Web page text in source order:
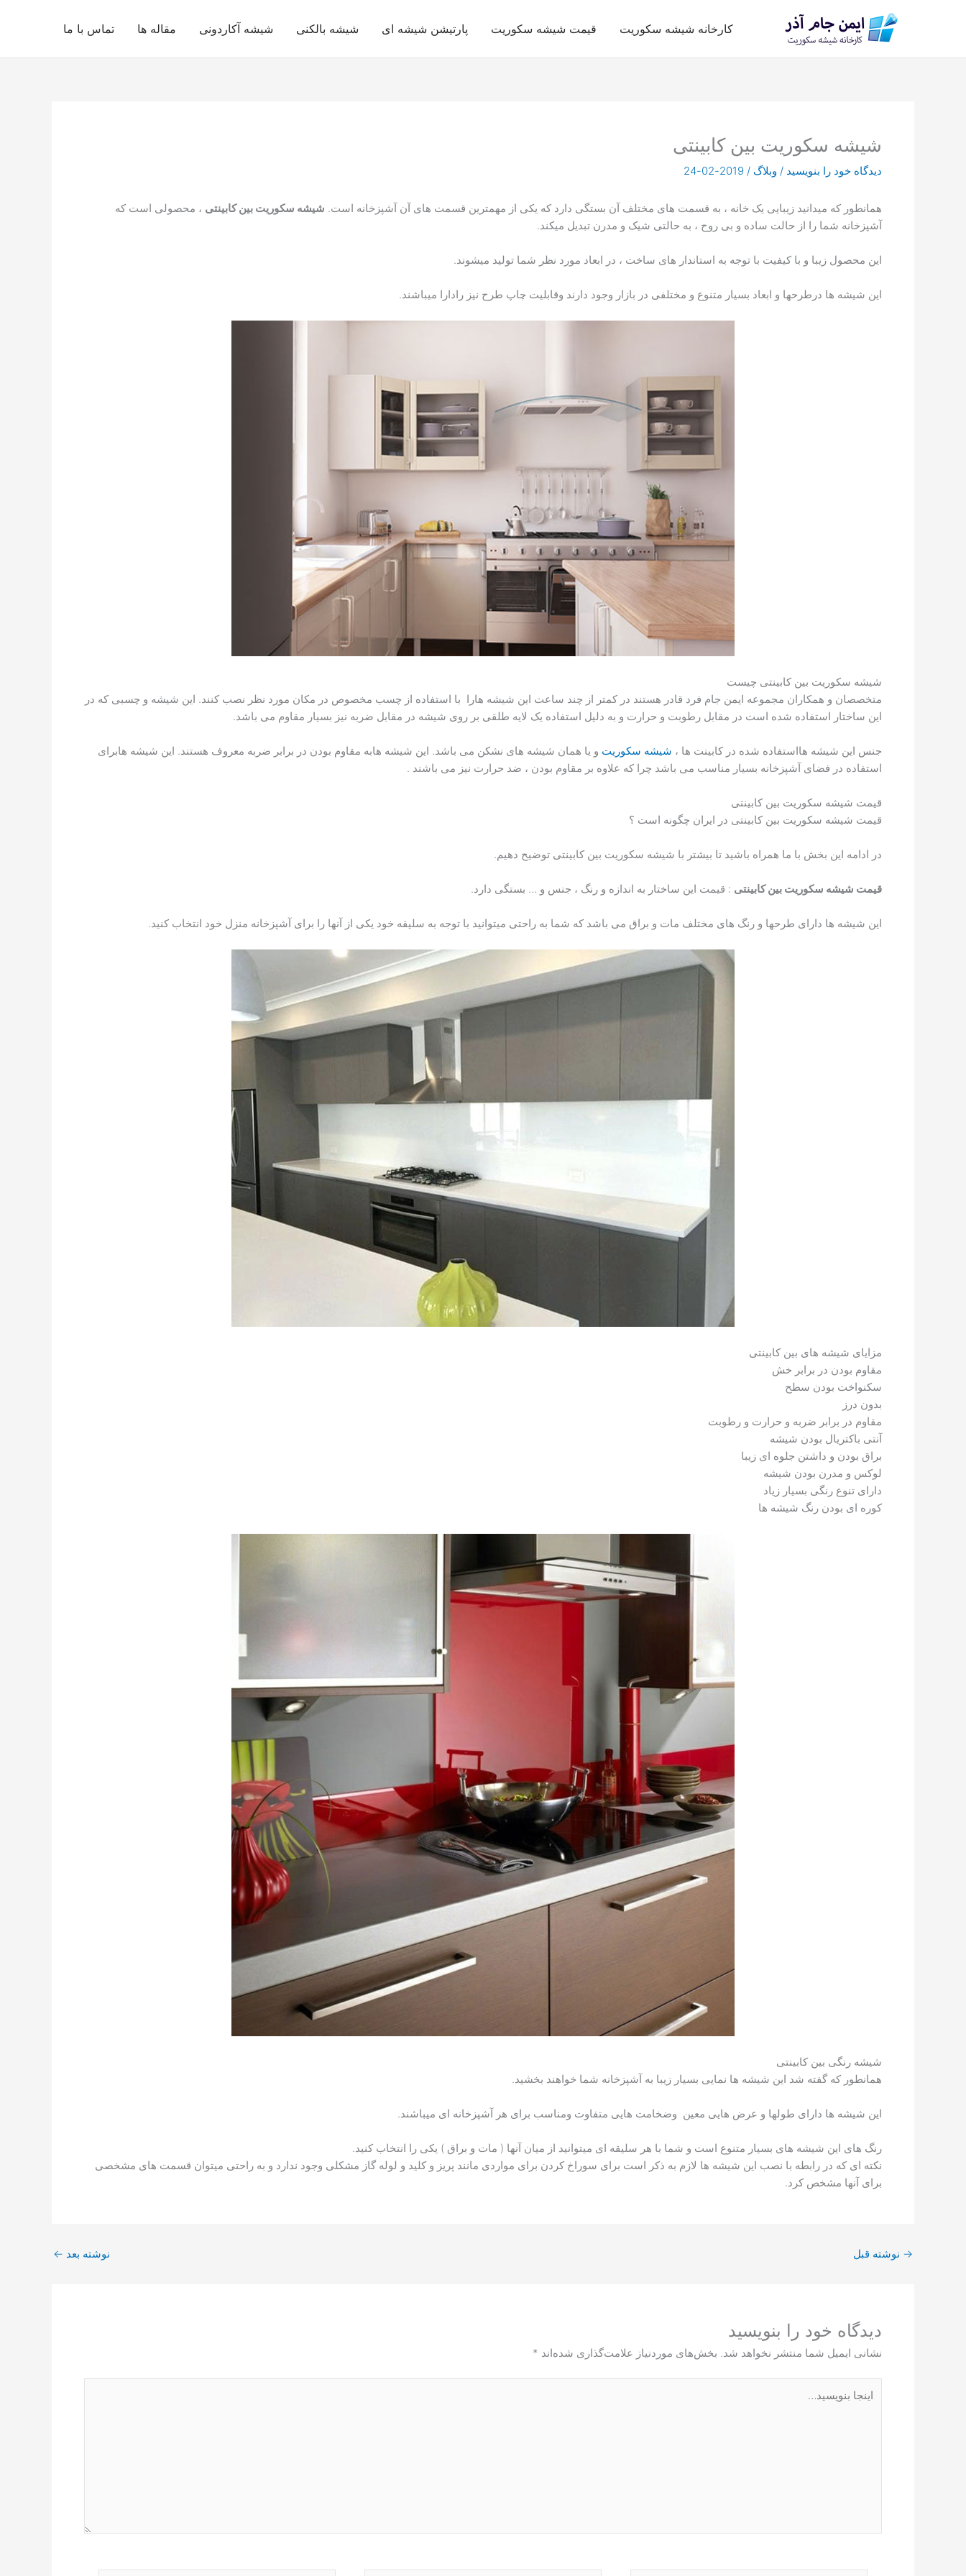
کارخانه شیشه سکوریت قیمت شیشه سکوریت پارتیشن شیشه ای شیشه بالکنی شیشه آکاردونی مقاله ها تماس با ما
شیشه سکوریت بین کابینتی
دیدگاه‌ خود را بنویسید / وبلاگ /
2019-02-24
همانطور که میدانید زیبایی یک خانه ، به قسمت های مختلف آن بستگی دارد که یکی از مهمترین قسمت های آن آشپزخانه است. شیشه سکوریت بین کابینتی ، محصولی است که
آشپزخانه شما را از حالت ساده و بی روح ، به حالتی شیک و مدرن تبدیل میکند.
این محصول زیبا و با کیفیت با توجه به استاندار های ساخت ، در ابعاد مورد نظر شما تولید میشوند.
این شیشه ها درطرحها و ابعاد بسیار متنوع و مختلفی در بازار وجود دارند وقابلیت چاپ طرح نیز رادارا میباشند.
شیشه سکوریت بین کابینتی چیست
متخصصان و همکاران مجموعه ایمن جام فرد قادر هستند در کمتر از چند ساعت این شیشه هارا با استفاده از چسب مخصوص در مکان مورد نظر نصب کنند. این شیشه و چسبی که در
این ساختار استفاده شده است در مقابل رطوبت و حرارت و به دلیل استفاده یک لایه طلقی بر روی شیشه در مقابل ضربه نیز بسیار مقاوم می باشد.
جنس این شیشه هااستفاده شده در کابینت ها ، شیشه سکوریت و یا همان شیشه های نشکن می باشد. این شیشه هابه مقاوم بودن در برابر ضربه معروف هستند. این شیشه هابرای
استفاده در فضای آشپزخانه بسیار مناسب می باشد چرا که علاوه بر مقاوم بودن ، ضد حرارت نیز می باشند .
قیمت شیشه سکوریت بین کابینتی
قیمت شیشه سکوریت بین کابینتی در ایران چگونه است ؟
در ادامه این بخش با ما همراه باشید تا بیشتر با شیشه سکوریت بین کابینتی توضیح دهیم.
قیمت شیشه سکوریت بین کابینتی : قیمت این ساختار به اندازه و رنگ ، جنس و … بستگی دارد.
این شیشه ها دارای طرحها و رنگ های مختلف مات و براق می باشد که شما به راحتی میتوانید با توجه به سلیقه خود یکی از آنها را برای آشپزخانه منزل خود انتخاب کنید.
مزایای شیشه های بین کابینتی
مقاوم بودن در برابر خش
سکنواخت بودن سطح
بدون درز
مقاوم در برابر ضربه و حرارت و رطوبت
آنتی باکتریال بودن شیشه
براق بودن و داشتن جلوه ای زیبا
لوکس و مدرن بودن شیشه
دارای تنوع رنگی بسیار زیاد
کوره ای بودن رنگ شیشه ها
شیشه رنگی بین کابینتی
همانطور که گفته شد این شیشه ها نمایی بسیار زیبا به آشپزخانه شما خواهند بخشید.
این شیشه ها دارای طولها و عرض هایی معین وضخامت هایی متفاوت ومناسب برای هر آشپزخانه ای میباشند.
رنگ های این شیشه های بسیار متنوع است و شما با هر سلیقه ای میتوانید از میان آنها ( مات و براق ) یکی را انتخاب کنید.
نکته ای که در رابطه با نصب این شیشه ها لازم به ذکر است برای سوراخ کردن برای مواردی مانند پریز و کلید و لوله گاز مشکلی وجود ندارد و به راحتی میتوان قسمت های مشخصی
برای آنها مشخص کرد.
→ نوشته قبل نوشته بعد ←
دیدگاه‌ خود را بنویسید
نشانی ایمیل شما منتشر نخواهد شد. بخش‌های موردنیاز علامت‌گذاری شده‌اند *
بنویسید…